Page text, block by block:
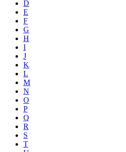
D
E
F
G
H
I
J
K
L
M
N
O
P
Q
R
S
T